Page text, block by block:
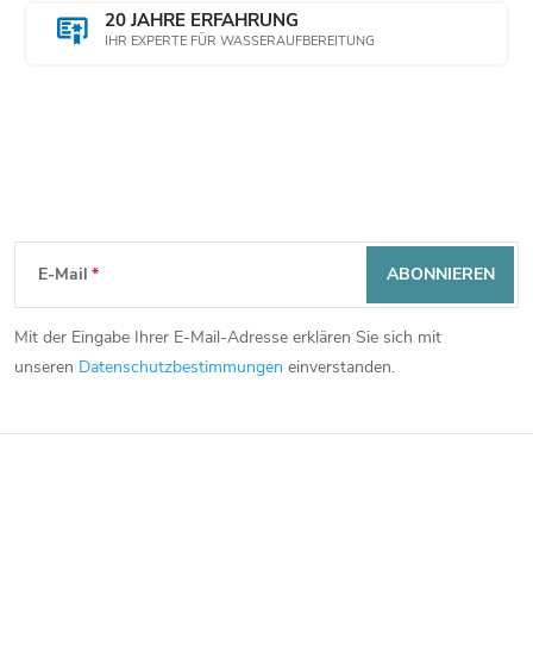
20 JAHRE ERFAHRUNG
IHR EXPERTE FÜR WASSERAUFBEREITUNG
F
u
ß
z
E-Mail
Mit der Eingabe Ihrer E-Mail-Adresse erklären Sie sich mit
unseren Datenschutzbestimmungen einverstanden.
ABONNIEREN